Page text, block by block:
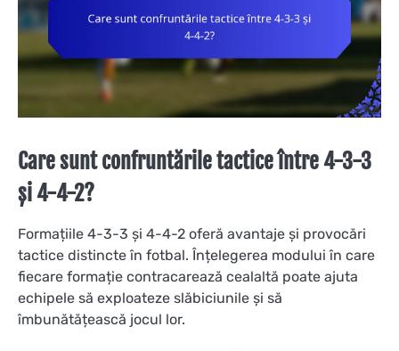
Care sunt confruntările tactice între 4-3-3
și 4-4-2?
Formațiile 4-3-3 și 4-4-2 oferă avantaje și provocări
tactice distincte în fotbal. Înțelegerea modului în care
fiecare formație contracarează cealaltă poate ajuta
echipele să exploateze slăbiciunile și să
îmbunătățească jocul lor.